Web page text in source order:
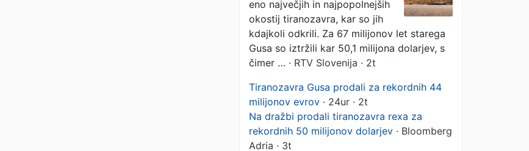
eno največjih in najpopolnejših
okostij tiranozavra, kar so jih
kdajkoli odkrili. Za 67 milijonov let starega
Gusa so iztržili kar 50,1 milijona dolarjev, s
čimer … · RTV Slovenija · 2t
Tiranozavra Gusa prodali za rekordnih 44
milijonov evrov · 24ur · 2t
Na dražbi prodali tiranozavra rexa za
rekordnih 50 milijonov dolarjev · Bloomberg
Adria · 3t